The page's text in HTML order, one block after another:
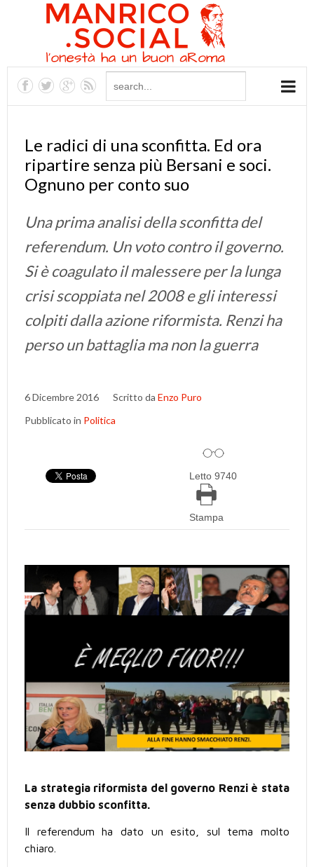
Le radici di una sconfitta. Ed ora
ripartire senza più Bersani e soci.
Ognuno per conto suo
Una prima analisi della sconfitta del
referendum. Un voto contro il governo.
Si è coagulato il malessere per la lunga
crisi scoppiata nel 2008 e gli interessi
colpiti dalla azione riformista. Renzi ha
perso un battaglia ma non la guerra
6 Dicembre 2016 Scritto da Enzo Puro
Pubblicato in Politica
Letto 9740
Stampa
La strategia riformista del governo Renzi è stata
senza dubbio sconfitta.
Il referendum ha dato un esito, sul tema molto
chiaro.